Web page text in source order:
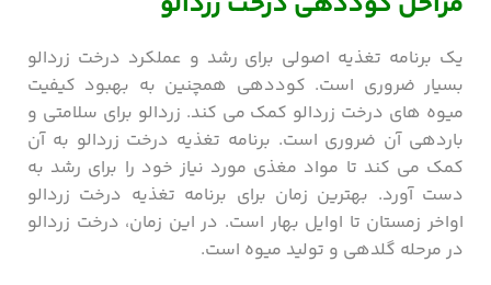
یک برنامه تغذیه اصولی برای رشد و عملکرد درخت زردالو
بسیار ضروری است. کوددهی همچنین به بهبود کیفیت
میوه های درخت زردالو کمک می کند. زردالو برای سلامتی و
باردهی آن ضروری است. برنامه تغذیه درخت زردالو به آن
کمک می کند تا مواد مغذی مورد نیاز خود را برای رشد به
دست آورد. بهترین زمان برای برنامه تغذیه درخت زردالو
اواخر زمستان تا اوایل بهار است. در این زمان، درخت زردالو
در مرحله گلدهی و تولید میوه است.